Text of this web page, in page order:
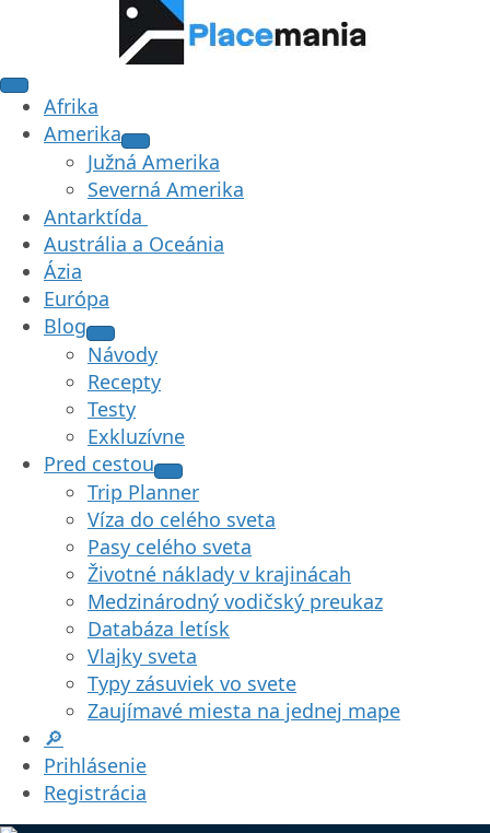
Afrika
Amerika
Južná Amerika
Severná Amerika
Antarktída
Austrália a Oceánia
Ázia
Európa
Blog
Návody
Recepty
Testy
Exkluzívne
Pred cestou
Trip Planner
Víza do celého sveta
Pasy celého sveta
Životné náklady v krajinácah
Medzinárodný vodičský preukaz
Databáza letísk
Vlajky sveta
Typy zásuviek vo svete
Zaujímavé miesta na jednej mape
🔎
Prihlásenie
Registrácia